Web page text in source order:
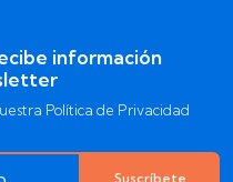
información
Política de Privacidad
Suscríbete